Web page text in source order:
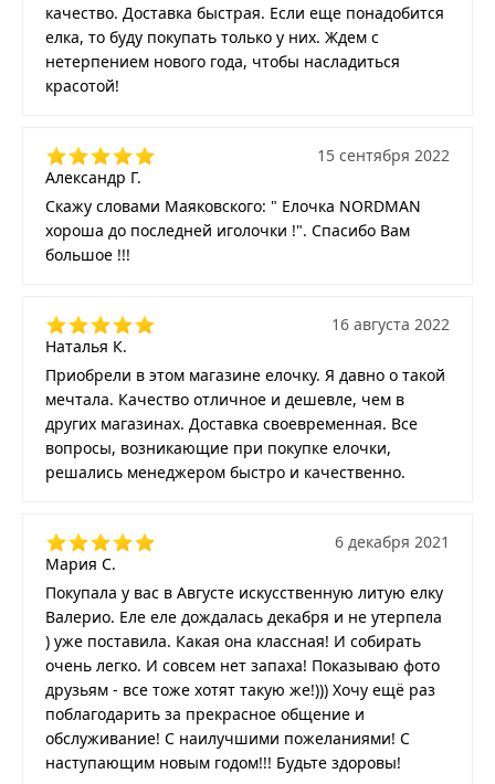
качество. Доставка быстрая. Если еще понадобится
елка, то буду покупать только у них. Ждем с
нетерпением нового года, чтобы насладиться
красотой!
Александр Г.
15 сентября 2022
Скажу словами Маяковского: " Елочка NORDMAN
хороша до последней иголочки !". Спасибо Вам
большое !!!
Наталья К.
16 августа 2022
Приобрели в этом магазине елочку. Я давно о такой
мечтала. Качество отличное и дешевле, чем в
других магазинах. Доставка своевременная. Все
вопросы, возникающие при покупке елочки,
решались менеджером быстро и качественно.
Мария С.
6 декабря 2021
Покупала у вас в Августе искусственную литую елку
Валерио. Еле еле дождалась декабря и не утерпела
) уже поставила. Какая она классная! И собирать
очень легко. И совсем нет запаха! Показываю фото
друзьям - все тоже хотят такую же!))) Хочу ещё раз
поблагодарить за прекрасное общение и
обслуживание! С наилучшими пожеланиями! С
наступающим новым годом!!! Будьте здоровы!